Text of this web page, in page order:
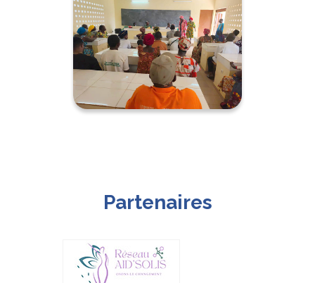
Partenaires